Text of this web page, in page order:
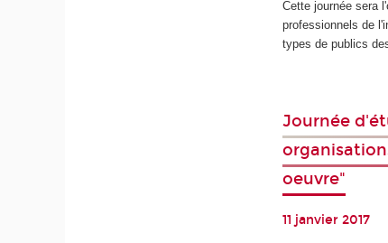
Cette journée sera
professionnels de
types de publics
Journée
oeuvre"
11 janvier 2017